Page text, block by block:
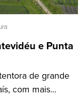
e Punta
de grande
com mais...